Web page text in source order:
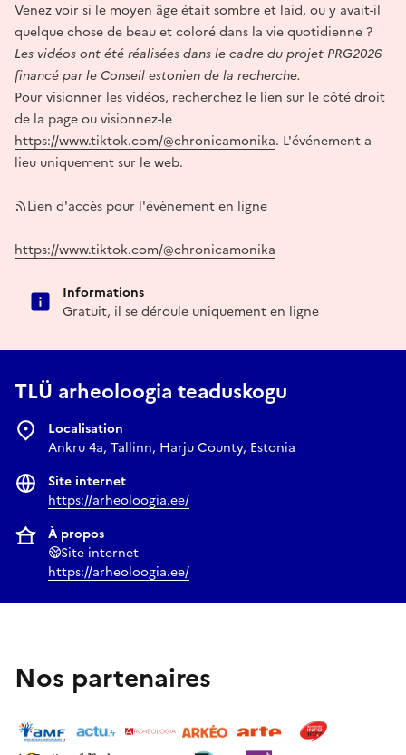
Venez voir si le moyen âge était sombre et laid, ou y avait-il
quelque chose de beau et coloré dans la vie quotidienne ?
Les vidéos ont été réalisées dans le cadre du projet PRG2026
financé par le Conseil estonien de la recherche.
Pour visionner les vidéos, recherchez le lien sur le côté droit
de la page ou visionnez-le
https://www.tiktok.com/@chronicamonika. L'événement a
lieu uniquement sur le web.
Lien d'accès pour l'évènement en ligne
https://www.tiktok.com/@chronicamonika
Informations
Gratuit, il se déroule uniquement en ligne
TLÜ arheoloogia teaduskogu
Localisation
Ankru 4a, Tallinn, Harju County, Estonia
Site internet
https://arheoloogia.ee/
À propos
Site internet
https://arheoloogia.ee/
Nos partenaires